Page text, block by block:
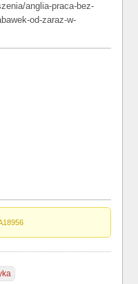
anglia-praca-bez-
od-zaraz-w-